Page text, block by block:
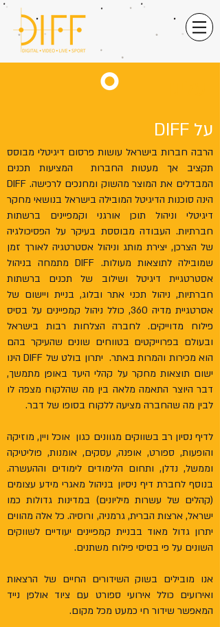
על DIFF
הרבה חברות בישראל עושות פרסום דיגיטלי מבוסס
תקציב אך מעטות החברות המציעות תכנים
המבדלים את המוצר מהשוק ומחנכים לרכישה. DIFF
הינה סוכנות הדיגיטל המובילה בישראל בנושאי מחקר
דיגיטלי וניהול תוכן אורגני וקמפיינים ברשתות
חברתיות. העבודה מבוססת בעיקר על הפסיכולגיה
של הצרכן, יצירת מותג וניהול אסטרטגיה לאורך זמן
שמובילה לתוצאות מעולות. DIFF מתמחה בניהול
אסטרטגיית דיגיטל ושילוב של תכנים ברשתות
חברתיות, ניהול תכני אתר ובלוג, בניית ויישום של
אסרטגיית מדיה 360, כולל ניהול קמפיינים על בסיס
פילוח מדוייקים. לחברה הצלחות רבות בישראל
ובעולם בפרוייקטים בטווחים שונים שהעיקר בהם
הוא מכירות והמרות באתר. יתרון בולט של DIFF הינו
ישום תוצאות מחקר על קהלי היעד באופן מתמשך,
דבר היוצר התאמה מלאה בין מה שהלקוח מצפה לו
לבין מה שהחברה מציעה ללקוח בסופו של דבר.
לדיף נסיון רב בשווקים מגוונים כגון אוכל ויין, מוזיקה
והופעות, ספורט, אופנה, עסקים, אומנות, פוליטיקה
וממשל, נדלן, ותחום הלימודים לימודים וההעשרה.
בנוסף לחברת דיף ניסיון בניהול מאגרי מידע עצומים
(קהלים של עשרות מיליונים) במדינות גדולות כמו
ישראל, ארצות הברית, גרמניה, ורוסיה. כל אלה מהווים
יתרון גדול מאוד בבניית קמפיינים יעודיים לשווקים
השונים על פי בסיסי פילוח משתנים.
אנו מובילים בשוק השידורים החיים של הרצאות
ואירועים כולל אירועי ספורט עם ציוד אולפן נייד
המאפשר שידור חי כמעט מכל מקום.